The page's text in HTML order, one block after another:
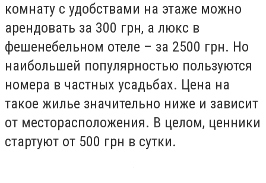
комнату с удобствами на этаже можно
арендовать за 300 грн, а люкс в
фешенебельном отеле – за 2500 грн. Но
наибольшей популярностью пользуются
номера в частных усадьбах. Цена на
такое жилье значительно ниже и зависит
от месторасположения. В целом, ценники
стартуют от 500 грн в сутки.